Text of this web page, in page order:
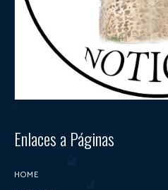
Enlaces a Páginas
HOME